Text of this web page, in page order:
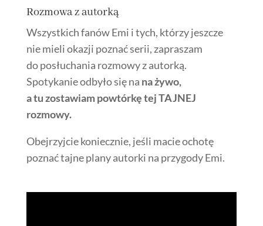
Rozmowa z autorką
Wszystkich fanów Emi i tych, którzy jeszcze
nie mieli okazji poznać serii, zapraszam
do posłuchania rozmowy z autorką.
Spotykanie odbyło się na na żywo,
a tu zostawiam powtórkę tej TAJNEJ
rozmowy.
Obejrzyjcie koniecznie, jeśli macie ochotę
poznać tajne plany autorki na przygody Emi.